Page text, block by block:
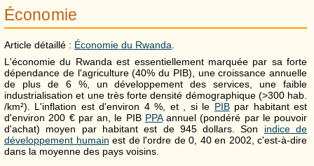
Économie
Article détaillé : Économie du Rwanda
L'économie du Rwanda est essentiellement marquée par sa forte
dépendance de l'agriculture (40% du PIB), une croissance annuelle
de plus de 6 %, un développement des services, une faible
industrialisation et une très forte densité démographique (>300 hab.
/km²). L'inflation est d'environ 4 %, et , si le PIBpar habitant est
d'environ 200 €par an, le PIB PPAannuel (pondéré par le pouvoir
d'achat) moyen par habitant est de 945 dollars . Son indice de
développement humain est de l'ordre de 0, 40 en 2002, c'est-à-dire
dans la moyenne des pays voisins.